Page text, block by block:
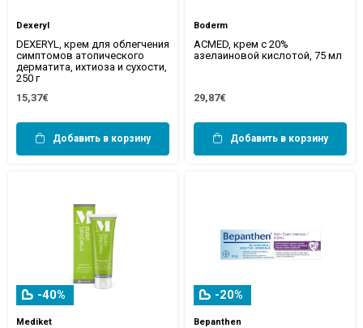
Dexeryl
DEXERYL, крем для облегчения
симптомов атопического
дерматита, ихтиоза и сухости,
250 г
15,37€
Добавить в корзину
Boderm
ACMED, крем с 20%
азелаиновой кислотой, 75 мл
29,87€
Добавить в корзину
-40%
Mediket
-20%
Bepanthen